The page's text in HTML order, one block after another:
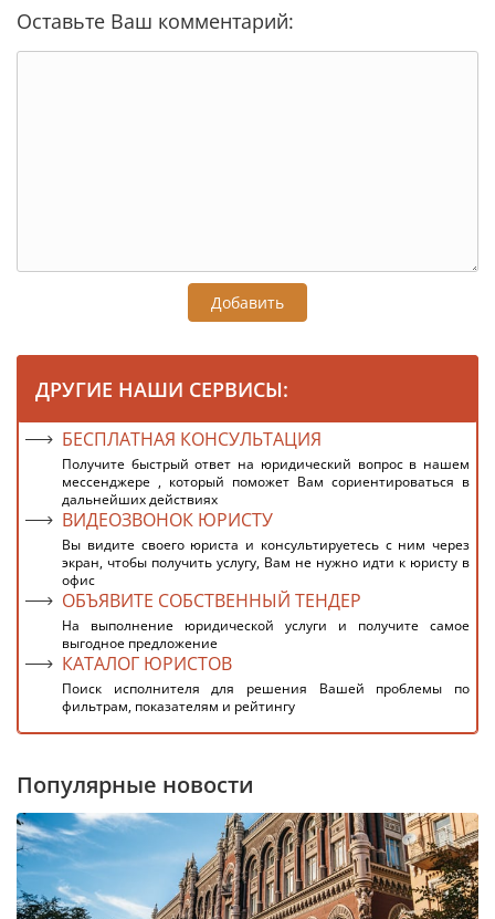
Оставьте Ваш комментарий:
Добавить
ДРУГИЕ НАШИ СЕРВИСЫ:
БЕСПЛАТНАЯ КОНСУЛЬТАЦИЯ
Получите быстрый ответ на юридический вопрос в нашем
мессенджере , который поможет Вам сориентироваться в
дальнейших действиях
ВИДЕОЗВОНОК ЮРИСТУ
Вы видите своего юриста и консультируетесь с ним через
экран, чтобы получить услугу, Вам не нужно идти к юристу в
офис
ОБЪЯВИТЕ СОБСТВЕННЫЙ ТЕНДЕР
На выполнение юридической услуги и получите самое
выгодное предложение
КАТАЛОГ ЮРИСТОВ
Поиск исполнителя для решения Вашей проблемы по
фильтрам, показателям и рейтингу
Популярные новости